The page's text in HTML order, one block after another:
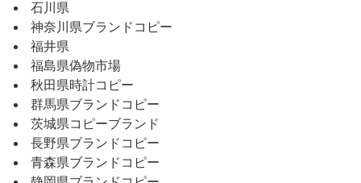
石川県
神奈川県ブランドコピー
福井県
福島県偽物市場
秋田県時計コピー
群馬県ブランドコピー
茨城県コピーブランド
長野県ブランドコピー
青森県ブランドコピー